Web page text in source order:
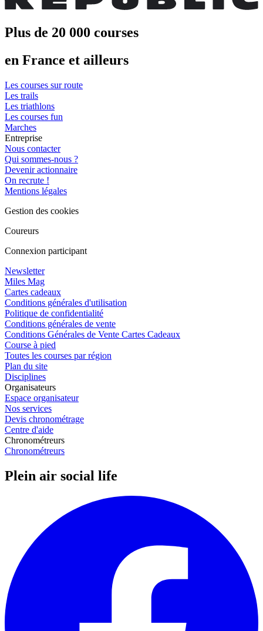
Plus de 20 000 courses
en France et ailleurs
Les courses sur route
Les trails
Les triathlons
Les courses fun
Marches
Entreprise
Nous contacter
Qui sommes-nous ?
Devenir actionnaire
On recrute !
Mentions légales
Gestion des cookies
Coureurs
Connexion participant
Newsletter
Miles Mag
Cartes cadeaux
Conditions générales d'utilisation
Politique de confidentialité
Conditions générales de vente
Conditions Générales de Vente Cartes Cadeaux
Course à pied
Toutes les courses par région
Plan du site
Disciplines
Organisateurs
Espace organisateur
Nos services
Devis chronométrage
Centre d'aide
Chronométreurs
Chronométreurs
Plein air social life